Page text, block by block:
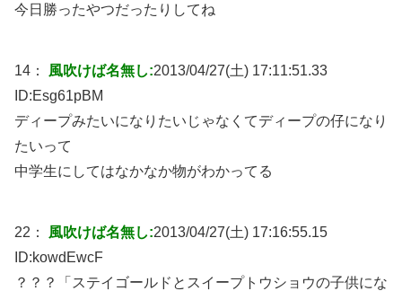
今日勝ったやつだったりしてね
14： 風吹けば名無し:2013/04/27(土) 17:11:51.33
ID:Esg61pBM
ディープみたいになりたいじゃなくてディープの仔になり
たいって
中学生にしてはなかなか物がわかってる
22： 風吹けば名無し:2013/04/27(土) 17:16:55.15
ID:kowdEwcF
？？？「ステイゴールドとスイープトウショウの子供にな